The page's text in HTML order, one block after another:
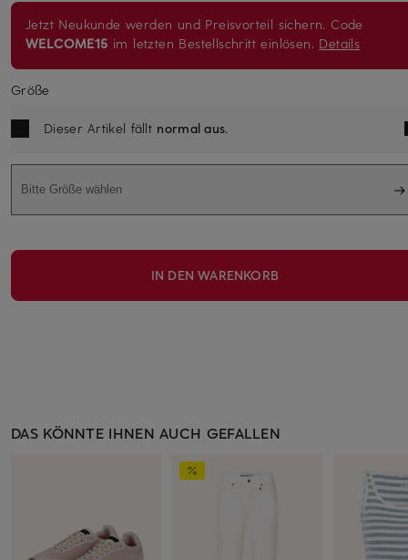
Jetzt Neukunde werden und Preisvorteil sichern. Code
WELCOME15 im letzten Bestellschritt einlösen. Details
Größe
Dieser Artikel fällt normal aus.
Bitte Größe wählen
IN DEN WARENKORB
DAS KÖNNTE IHNEN AUCH GEFALLEN